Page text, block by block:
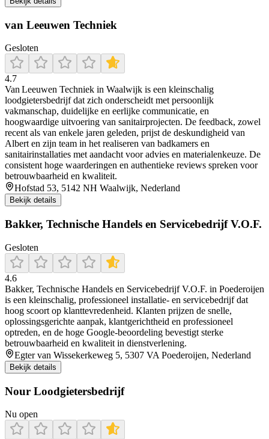
van Leeuwen Techniek
Gesloten
4.7
Van Leeuwen Techniek in Waalwijk is een kleinschalig
loodgietersbedrijf dat zich onderscheidt met persoonlijk
vakmanschap, duidelijke en eerlijke communicatie, en
hoogwaardige uitvoering van sanitairprojecten. De feedback, zowel
recent als van enkele jaren geleden, prijst de deskundigheid van
Albert en zijn team in het realiseren van badkamers en
sanitairinstallaties met aandacht voor advies en materialenkeuze. De
consistent hoge waarderingen en authentieke reviews spreken voor
betrouwbaarheid en kwaliteit.
Hofstad 53, 5142 NH Waalwijk, Nederland
Bekijk details
Bakker, Technische Handels en Servicebedrijf V.O.F.
Gesloten
4.6
Bakker, Technische Handels en Servicebedrijf V.O.F. in Poederoijen
is een kleinschalig, professioneel installatie- en servicebedrijf dat
hoog scoort op klanttevredenheid. Klanten prijzen de snelle,
oplossingsgerichte aanpak, klantgerichtheid en professioneel
optreden, en de hoge Google‑beoordeling bevestigt sterke
betrouwbaarheid en kwaliteit in dienstverlening.
Egter van Wissekerkeweg 5, 5307 VA Poederoijen, Nederland
Bekijk details
Nour Loodgietersbedrijf
Nu open